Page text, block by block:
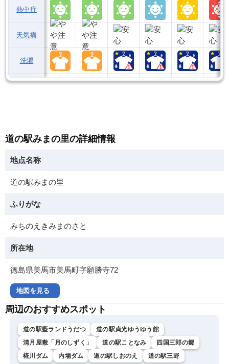
熱中症
天気痛
洗濯
道の駅みまの里の詳細情報
地点名称
道の駅みまの里
ふりがな
みちのえきみまのさと
所在地
徳島県美馬市美馬町字願勝寺72
地図を見る
周辺のおすすめスポット
道の駅藍ランドうだつ
道の駅貞光ゆうゆう館
清月屋敷「月のしずく」
道の駅ことなみ
四国三郎の郷
椛川ダム
内場ダム 道の駅しおのえ 道の駅三野